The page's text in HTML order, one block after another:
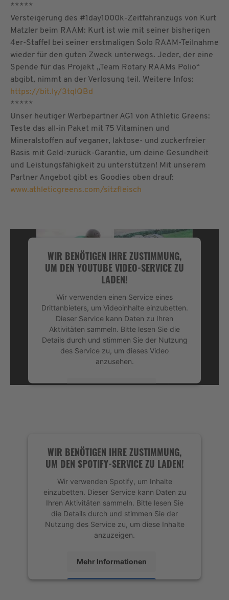
*****
Versteigerung des #1day1000k-Zeitfahranzugs von Kurt
Matzler beim RAAM: Kurt ist wie mit seiner bisherigen
4er-Staffel bei seiner erstmaligen Solo RAAM-Teilnahme
wieder für den guten Zweck unterwegs. Jeder, der eine
Spende für das Projekt „Team Rotary RAAMs Polio“
abgibt, nimmt an der Verlosung teil. Weitere Infos:
https://bit.ly/3tqlQBd
*****
Unser heutiger Werbepartner AG1 von Athletic Greens:
Teste das all-in Paket mit 75 Vitaminen und
Mineralstoffen auf veganer, laktose- und zuckerfreier
Basis mit Geld-zurück-Garantie, um deine Gesundheit
und Leistungsfähigkeit zu unterstützen! Mit unserem
Partner Angebot gibt es Goodies oben drauf:
www.athleticgreens.com/sitzfleisch
WIR BENÖTIGEN IHRE ZUSTIMMUNG,
UM DEN YOUTUBE VIDEO-SERVICE ZU
LADEN!
Wir verwenden einen Service eines
Drittanbieters, um Videoinhalte einzubetten.
Dieser Service kann Daten zu Ihren
Aktivitäten sammeln. Bitte lesen Sie die
Details durch und stimmen Sie der Nutzung
des Service zu, um dieses Video
anzusehen.
Mehr Informationen
WIR BENÖTIGEN IHRE ZUSTIMMUNG,
UM DEN SPOTIFY-SERVICE ZU LADEN!
Wir verwenden Spotify, um Inhalte
einzubetten. Dieser Service kann Daten zu
Ihren Aktivitäten sammeln. Bitte lesen Sie
die Details durch und stimmen Sie der
Nutzung des Service zu, um diese Inhalte
anzuzeigen.
Mehr Informationen